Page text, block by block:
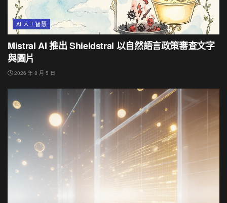
AI 人工智慧
Mistral AI 推出 Shieldstral 以自然語言政策審查文字
與圖片
2026 年 8 月 5 日